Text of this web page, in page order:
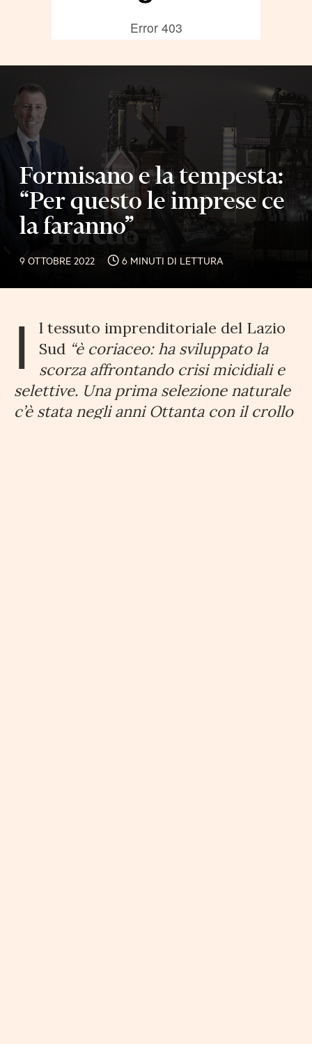
Formisano e la tempesta:
“Per questo le imprese ce
la faranno”
9 OTTOBRE 2022 6 MINUTI DI LETTURA
I
l tessuto imprenditoriale del Lazio
Sud “è coriaceo: ha sviluppato la
scorza affrontando crisi micidiali e
selettive. Una prima selezione naturale
c’è stata negli anni Ottanta con il crollo